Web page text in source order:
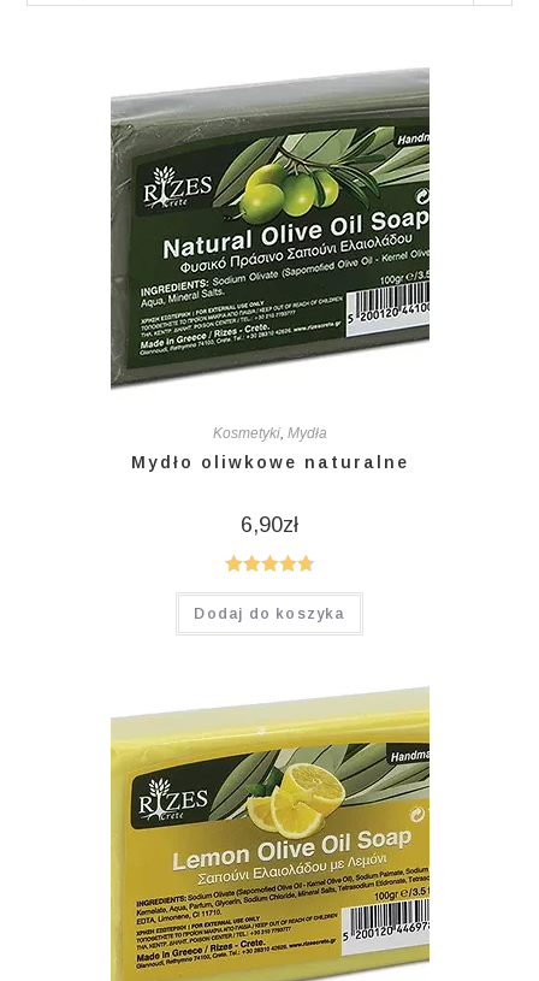
Kosmetyki, Mydła
Mydło oliwkowe naturalne
6,90zł
Oceniono
4.75na 5
Dodaj do koszyka